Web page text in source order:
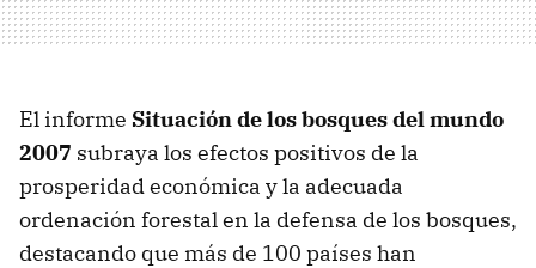
El informe Situación de los bosques del mundo
2007 subraya los efectos positivos de la
prosperidad económica y la adecuada
ordenación forestal en la defensa de los bosques,
destacando que más de 100 países han